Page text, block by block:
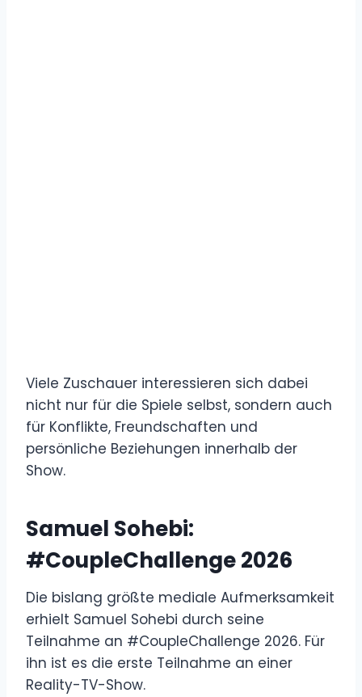
Viele Zuschauer interessieren sich dabei
nicht nur für die Spiele selbst, sondern auch
für Konflikte, Freundschaften und
persönliche Beziehungen innerhalb der
Show.
Samuel Sohebi:
#CoupleChallenge 2026
Die bislang größte mediale Aufmerksamkeit
erhielt Samuel Sohebi durch seine
Teilnahme an #CoupleChallenge 2026. Für
ihn ist es die erste Teilnahme an einer
Reality-TV-Show.